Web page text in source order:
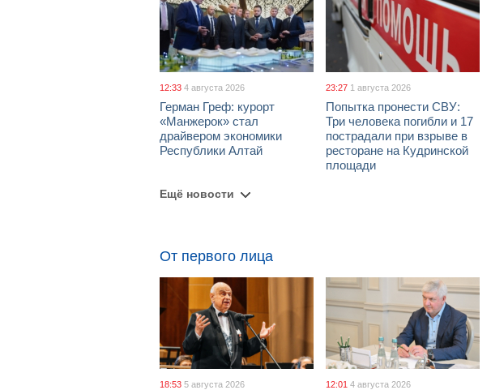
12:33 4 августа 2026
Герман Греф: курорт
«Манжерок» стал
драйвером экономики
Республики Алтай
23:27 1 августа 2026
Попытка пронести СВУ:
Три человека погибли и 17
пострадали при взрыве в
ресторане на Кудринской
площади
Ещё новости
От первого лица
18:53 5 августа 2026 12:01 4 августа 2026